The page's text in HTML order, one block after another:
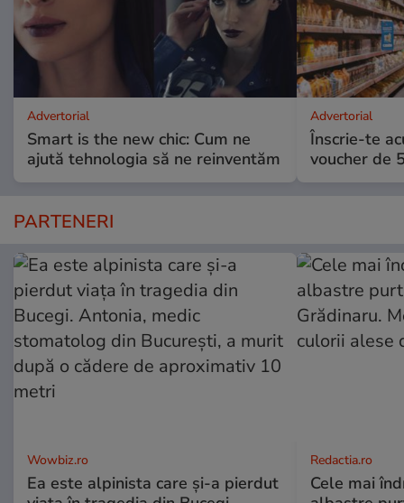
Advertorial
Smart is the new chic: Cum ne
ajută tehnologia să ne reinventăm
Advertorial
Înscrie-te
voucher de
PARTENERI
Wowbiz.ro
Ea este alpinista care și-a pierdut
Redactia.ro
Cele mai